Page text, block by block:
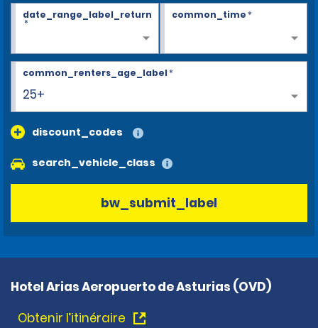
date_range_label_return
*
common_time*
25+
common_renters_age_label*
discount_codes
search_vehicle_class
bw_submit_label
Hotel Arias Aeropuerto de Asturias (OVD)
Obtenir l’itinéraire